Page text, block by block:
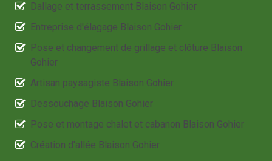
Dallage et terrassement Blaison Gohier
Entreprise d'élagage Blaison Gohier
Pose et changement de grillage et clôture Blaison
Gohier
Artisan paysagiste Blaison Gohier
Dessouchage Blaison Gohier
Pose et montage chalet et cabanon Blaison Gohier
Création d'allée Blaison Gohier